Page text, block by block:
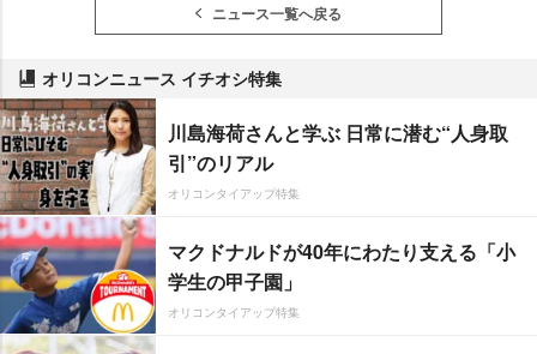
ニュース一覧へ戻る
オリコンニュース イチオシ特集
川島海荷さんと学ぶ 日常に潜む“人身取
引”のリアル
オリコンタイアップ特集
マクドナルドが40年にわたり支える「小
学生の甲子園」
オリコンタイアップ特集